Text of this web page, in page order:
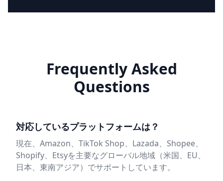
Frequently Asked
Questions
対応しているプラットフォームは？
現在、Amazon、TikTok Shop、Lazada、Shopee、
Shopify、Etsyを主要なグローバル地域（米国、EU、
日本、東南アジア）でサポートしています。